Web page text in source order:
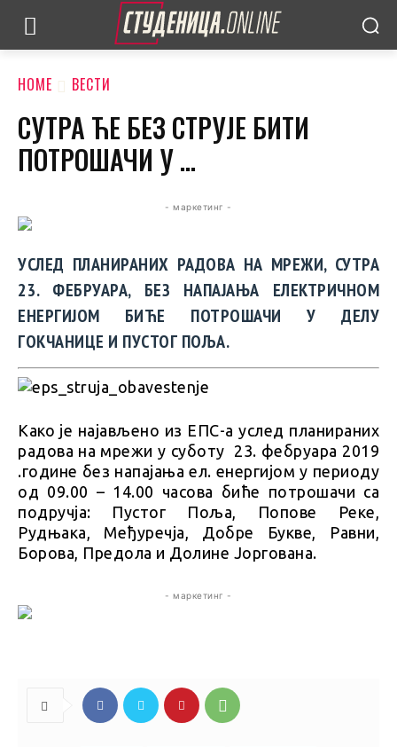
HOME ВЕСТИ
СУТРА ЋЕ БЕЗ СТРУЈЕ БИТИ
ПОТРОШАЧИ У …
- маркетинг -
УСЛЕД ПЛАНИРАНИХ РАДОВА НА МРЕЖИ, СУТРА
23. ФЕБРУАРА, БЕЗ НАПАЈАЊА ЕЛЕКТРИЧНОМ
ЕНЕРГИЈОМ БИЋЕ ПОТРОШАЧИ У ДЕЛУ
ГОКЧАНИЦЕ И ПУСТОГ ПОЉА.
Како је најављено из ЕПС-а услед планираних
радова на мрежи у суботу 23. фебруара 2019
.године без напајања ел. енергијом у периоду
од 09.00 – 14.00 часова биће потрошачи са
подручја: Пустог Поља, Попове Реке,
Рудњака, Међуречја, Добре Букве, Равни,
Борова, Предола и Долине Јоргована.
- маркетинг -